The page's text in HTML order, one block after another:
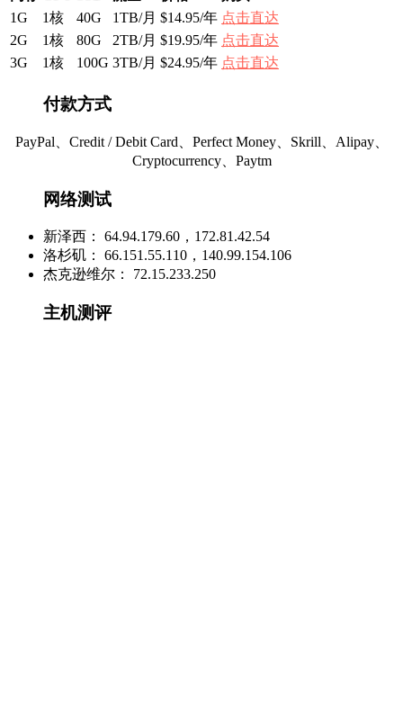
1G
1核 40G 1TB/月 $14.95/年 点击直达
2G
1核 80G 2TB/月 $19.95/年 点击直达
3G
1核 100G 3TB/月 $24.95/年 点击直达
付款方式
PayPal、Credit / Debit Card、Perfect Money、Skrill、Alipay、
Cryptocurrency、Paytm
网络测试
新泽西： 64.94.179.60，172.81.42.54
洛杉矶： 66.151.55.110，140.99.154.106
杰克逊维尔： 72.15.233.250
主机测评